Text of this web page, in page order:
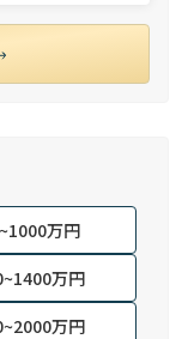
万円
万円
万円